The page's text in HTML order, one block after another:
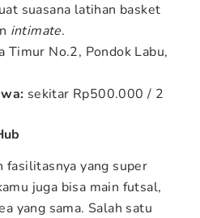
suasana latihan basket
intimate.
Timur No.2, Pondok Labu,
sekitar Rp500.000 / 2
fasilitasnya yang super
juga bisa main futsal,
yang sama. Salah satu